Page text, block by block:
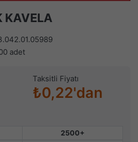
KAVELA
adet
Taksitli Fiyatı
₺0,22'dan
2500+